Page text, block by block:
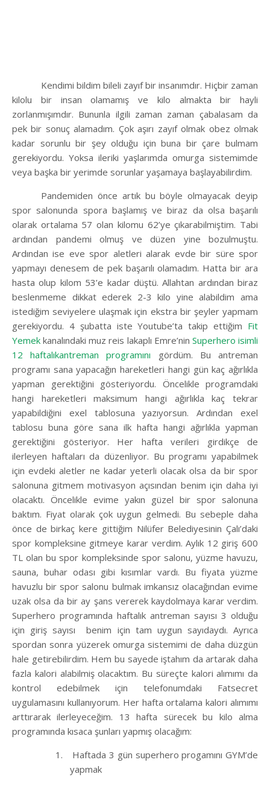
Kendimi bildim bileli zayıf bir insanımdır. Hiçbir zaman
kilolu bir insan olamamış ve kilo almakta bir hayli
zorlanmışımdır. Bununla ilgili zaman zaman çabalasam da
pek bir sonuç alamadım. Çok aşırı zayıf olmak obez olmak
kadar sorunlu bir şey olduğu için buna bir çare bulmam
gerekiyordu. Yoksa ileriki yaşlarımda omurga sistemimde
veya başka bir yerimde sorunlar yaşamaya başlayabilirdim.
Pandemiden önce artık bu böyle olmayacak deyip
spor salonunda spora başlamış ve biraz da olsa başarılı
olarak ortalama 57 olan kilomu 62’ye çıkarabilmiştim. Tabi
ardından pandemi olmuş ve düzen yine bozulmuştu.
Ardından ise eve spor aletleri alarak evde bir süre spor
yapmayı denesem de pek başarılı olamadım. Hatta bir ara
hasta olup kilom 53’e kadar düştü. Allahtan ardından biraz
beslenmeme dikkat ederek 2-3 kilo yine alabildim ama
istediğim seviyelere ulaşmak için ekstra bir şeyler yapmam
gerekiyordu. 4 şubatta iste Youtube’ta takip ettiğim Fit
Yemek kanalındaki muz reis lakaplı Emre’nin Superhero isimli
12 haftalıkantreman programını gördüm. Bu antreman
programı sana yapacağın hareketleri hangi gün kaç ağırlıkla
yapman gerektiğini gösteriyordu. Öncelikle programdaki
hangi hareketleri maksimum hangi ağırlıkla kaç tekrar
yapabildiğini exel tablosuna yazıyorsun. Ardından exel
tablosu buna göre sana ilk hafta hangi ağırlıkla yapman
gerektiğini gösteriyor. Her hafta verileri girdikçe de
ilerleyen haftaları da düzenliyor. Bu programı yapabilmek
için evdeki aletler ne kadar yeterli olacak olsa da bir spor
salonuna gitmem motivasyon açısından benim için daha iyi
olacaktı. Öncelikle evime yakın güzel bir spor salonuna
baktım. Fiyat olarak çok uygun gelmedi. Bu sebeple daha
önce de birkaç kere gittiğim Nilüfer Belediyesinin Çalı’daki
spor kompleksine gitmeye karar verdim. Aylık 12 giriş 600
TL olan bu spor kompleksinde spor salonu, yüzme havuzu,
sauna, buhar odası gibi kısımlar vardı. Bu fiyata yüzme
havuzlu bir spor salonu bulmak imkansız olacağından evime
uzak olsa da bir ay şans vererek kaydolmaya karar verdim.
Superhero programında haftalık antreman sayısı 3 olduğu
için giriş sayısı benim için tam uygun sayıdaydı. Ayrıca
spordan sonra yüzerek omurga sistemimi de daha düzgün
hale getirebilirdim. Hem bu sayede iştahım da artarak daha
fazla kalori alabilmiş olacaktım. Bu süreçte kalori alımımı da
kontrol edebilmek için telefonumdaki Fatsecret
uygulamasını kullanıyorum. Her hafta ortalama kalori alımımı
arttırarak ilerleyeceğim. 13 hafta sürecek bu kilo alma
programında kısaca şunları yapmış olacağım:
1.
Haftada 3 gün superhero progamını GYM’de
yapmak